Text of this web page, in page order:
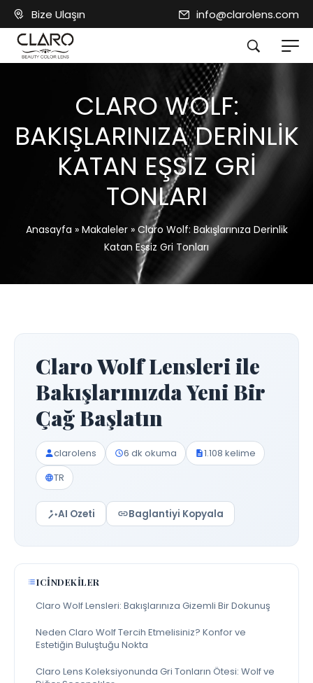
Bize Ulaşın info@clarolens.com
CLARO WOLF:
BAKIŞLARINIZA DERINLIK
KATAN EŞSIZ GRI
TONLARI
Anasayfa » Makaleler» Claro Wolf: Bakışlarınıza Derinlik
Katan Eşsiz Gri Tonları
Claro Wolf Lensleri ile
Bakışlarınızda Yeni Bir
Çağ Başlatın
clarolens 6 dk okuma
1.108 kelime
TR
AI Ozeti Baglantiyi Kopyala
ICINDEKILER
Claro Wolf Lensleri: Bakışlarınıza Gizemli Bir Dokunuş
Neden Claro Wolf Tercih Etmelisiniz? Konfor ve
Estetiğin Buluştuğu Nokta
Claro Lens Koleksiyonunda Gri Tonların Ötesi: Wolf ve